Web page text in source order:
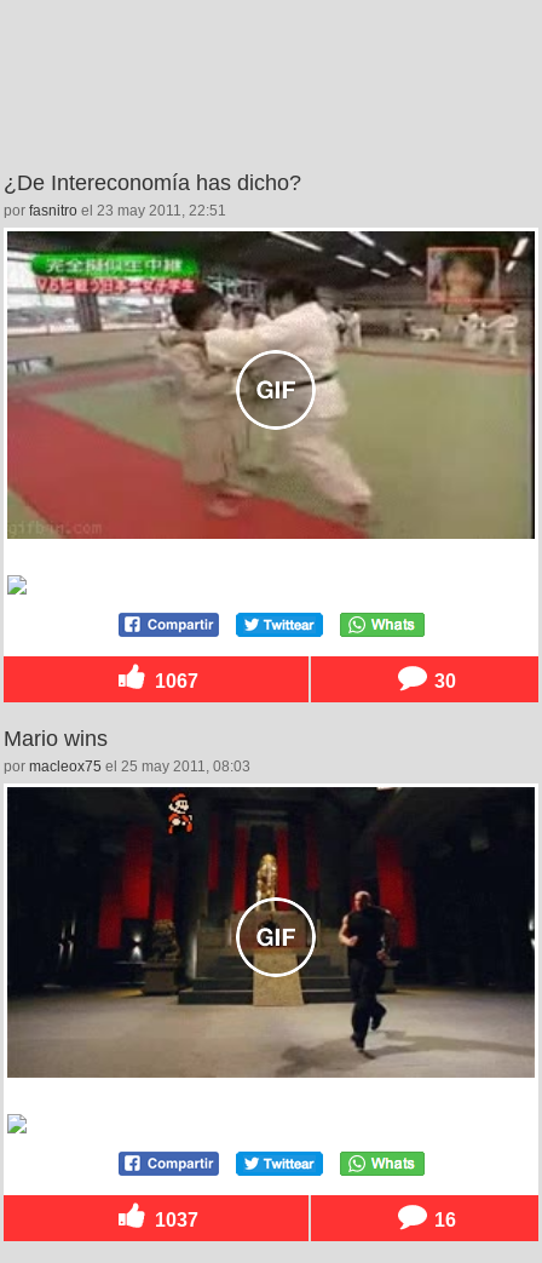
¿De Intereconomía has dicho?
por fasnitro el 23 may 2011, 22:51
1067 30
Mario wins
por macleox75 el 25 may 2011, 08:03
1037 16